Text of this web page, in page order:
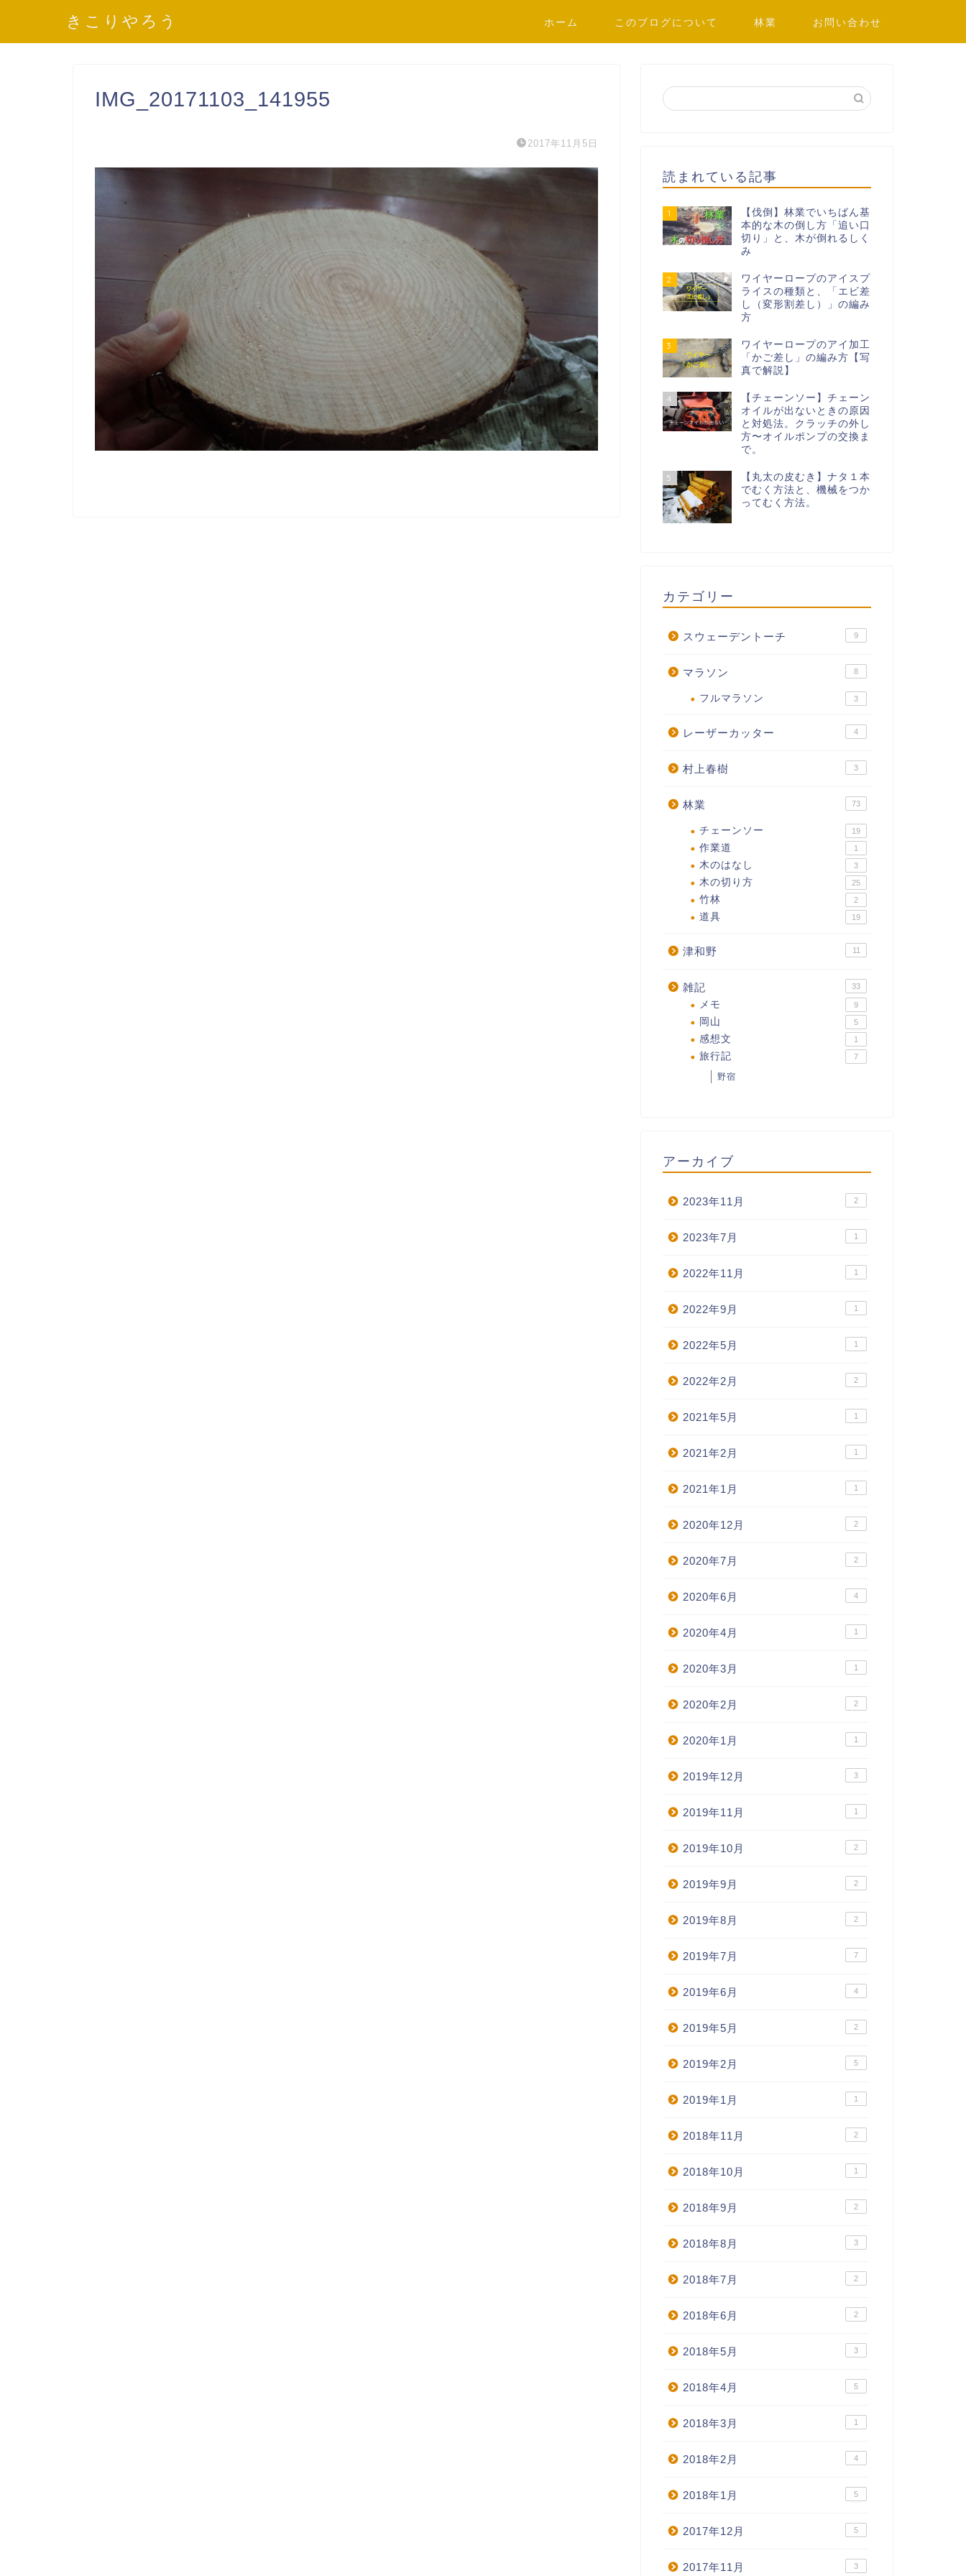
きこりやろう ホーム このブログについて 林業 お問い合わせ
IMG_20171103_141955
2017年11月5日
読まれている記事
1
【伐倒】林業でいちばん基
本的な木の倒し方「追い口
切り」と、木が倒れるしく
み
2
ワイヤーロープのアイスプ
ライスの種類と、「エビ差
し（変形割差し）」の編み
方
3
ワイヤーロープのアイ加工
「かご差し」の編み方【写
真で解説】
4
【チェーンソー】チェーン
オイルが出ないときの原因
と対処法。クラッチの外し
方〜オイルポンプの交換ま
で。
5
【丸太の皮むき】ナタ１本
でむく方法と、機械をつか
ってむく方法。
カテゴリー
スウェーデントーチ 9
マラソン 8
フルマラソン 3
レーザーカッター 4
村上春樹 3
林業 73
チェーンソー 19
作業道 1
木のはなし 3
木の切り方 25
竹林 2
道具 19
津和野 11
雑記 33
メモ 9
岡山 5
感想文 1
旅行記 7
野宿
アーカイブ
2023年11月 2
2023年7月 1
2022年11月 1
2022年9月 1
2022年5月 1
2022年2月 2
2021年5月 1
2021年2月 1
2021年1月 1
2020年12月 2
2020年7月 2
2020年6月 4
2020年4月 1
2020年3月 1
2020年2月 2
2020年1月 1
2019年12月 3
2019年11月 1
2019年10月 2
2019年9月 2
2019年8月 2
2019年7月 7
2019年6月 4
2019年5月 2
2019年2月 5
2019年1月 1
2018年11月 2
2018年10月 1
2018年9月 2
2018年8月 3
2018年7月 2
2018年6月 2
2018年5月 3
2018年4月 5
2018年3月 1
2018年2月 4
2018年1月 5
2017年12月 5
2017年11月 3